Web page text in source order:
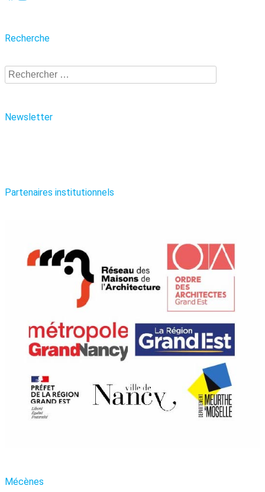
Recherche
Recherche
Newsletter
Partenaires institutionnels
Mécènes